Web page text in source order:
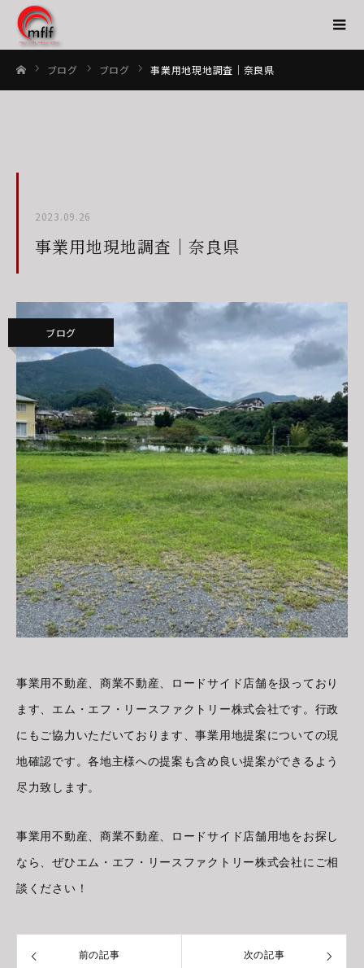
ブログ ブログ 事業用地現地調査｜奈良県
2023.09.26
事業用地現地調査｜奈良県
ブログ
事業用不動産、商業不動産、ロードサイド店舗を扱っており
ます、エム・エフ・リースファクトリー株式会社です。行政
にもご協力いただいております、事業用地提案についての現
地確認です。各地主様への提案も含め良い提案ができるよう
尽力致します。
事業用不動産、商業不動産、ロードサイド店舗用地をお探し
なら、ぜひエム・エフ・リースファクトリー株式会社にご相
談ください！
前の記事 次の記事